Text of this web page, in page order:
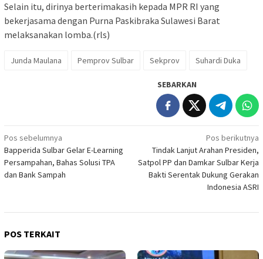
Selain itu, dirinya berterimakasih kepada MPR RI yang
bekerjasama dengan Purna Paskibraka Sulawesi Barat
melaksanakan lomba.(rls)
Junda Maulana Pemprov Sulbar Sekprov Suhardi Duka
SEBARKAN
Navigasi
pos
Pos sebelumnya
Bapperida Sulbar Gelar E-Learning
Persampahan, Bahas Solusi TPA
dan Bank Sampah
Pos berikutnya
Tindak Lanjut Arahan Presiden,
Satpol PP dan Damkar Sulbar Kerja
Bakti Serentak Dukung Gerakan
Indonesia ASRI
POS TERKAIT